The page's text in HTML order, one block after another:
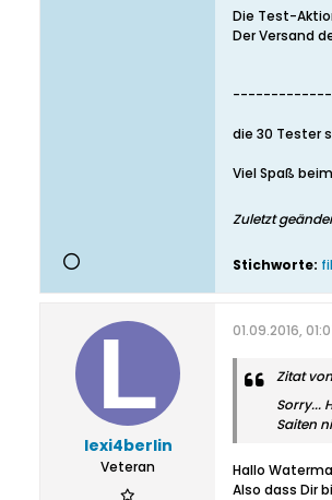
Die Test-
Der Versand
die 30 Tester
Viel Spaß
Zuletzt
Stichworte:
lexi4berlin
Veteran
01.09.2016,
Zitat von
Sorry...
Saiten
Hallo
Also dass Dir